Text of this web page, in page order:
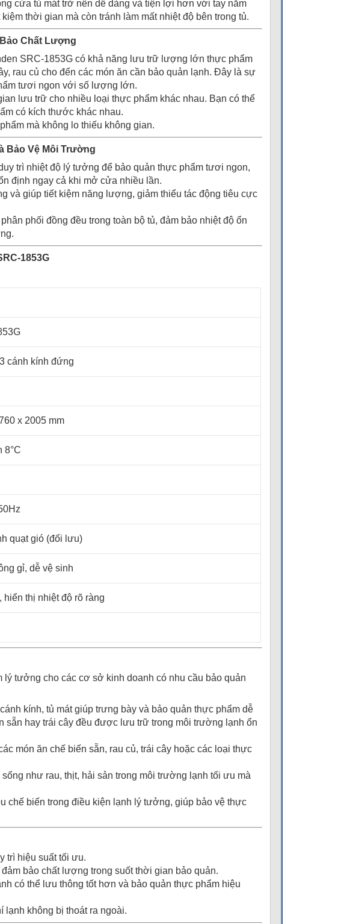
cửa tủ mát trở nên dễ dàng và tiện lợi hơn với tay nắm
thời gian mà còn tránh làm mất nhiệt độ bên trong tủ.
Chất Lượng
SRC-1853G có khả năng lưu trữ lượng lớn thực phẩm
rau củ cho đến các món ăn cần bảo quản lạnh. Đây là sự
tươi ngon với số lượng lớn.
lưu trữ cho nhiều loại thực phẩm khác nhau. Bạn có thể
có kích thước khác nhau.
mà không lo thiếu không gian.
Bảo Vệ Môi Trường
trì nhiệt độ lý tưởng để bảo quản thực phẩm tươi ngon,
định ngay cả khi mở cửa nhiều lần.
và giúp tiết kiệm năng lượng, giảm thiểu tác động tiêu cực
phối đồng đều trong toàn bộ tủ, đảm bảo nhiệt độ ổn
1853G
cánh kính đứng
x 2005 mm
8°C
quạt gió (đối lưu)
gỉ, dễ vệ sinh
thị nhiệt độ rõ ràng
lý tưởng cho các cơ sở kinh doanh có nhu cầu bảo quản
kính, tủ mát giúp trưng bày và bảo quản thực phẩm dễ
hay trái cây đều được lưu trữ trong môi trường lạnh ổn
món ăn chế biến sẵn, rau củ, trái cây hoặc các loại thực
như rau, thịt, hải sản trong môi trường lạnh tối ưu mà
chế biến trong điều kiện lạnh lý tưởng, giúp bảo vệ thực
trì hiệu suất tối ưu.
bảo chất lượng trong suốt thời gian bảo quản.
có thể lưu thông tốt hơn và bảo quản thực phẩm hiệu
lạnh không bị thoát ra ngoài.